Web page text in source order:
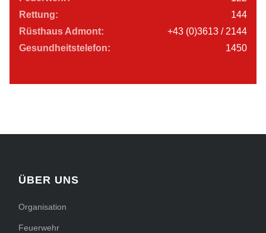
Rettung:
144
Rüsthaus Admont:
+43 (0)3613 / 2144
Gesundheitstelefon:
1450
ÜBER UNS
Organisation
Feuerwehr